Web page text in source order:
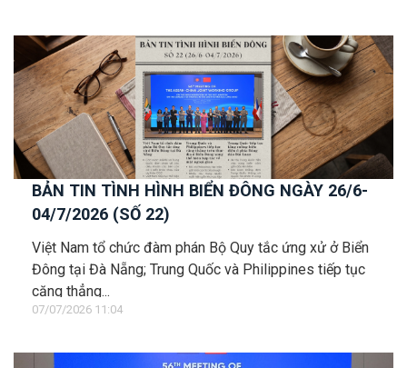
BẢN TIN TÌNH HÌNH BIỂN ĐÔNG NGÀY 26/6-
04/7/2026 (SỐ 22)
Việt Nam tổ chức đàm phán Bộ Quy tắc ứng xử ở Biển
Đông tại Đà Nẵng; Trung Quốc và Philippines tiếp tục
căng thẳng...
07/07/2026 11:04